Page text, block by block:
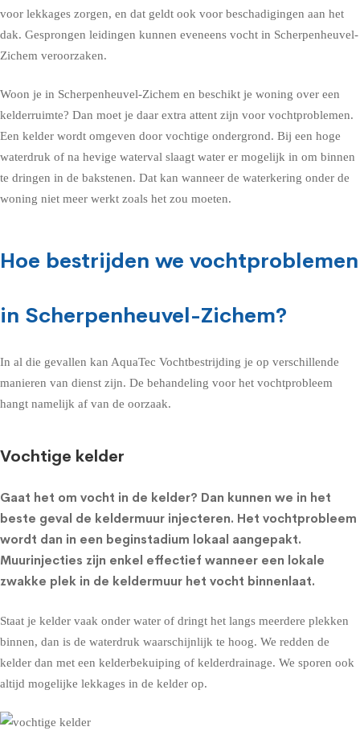
voor lekkages zorgen, en dat geldt ook voor beschadigingen aan het
dak. Gesprongen leidingen kunnen eveneens vocht in Scherpenheuvel-
Zichem veroorzaken.
Woon je in Scherpenheuvel-Zichem en beschikt je woning over een
kelderruimte? Dan moet je daar extra attent zijn voor vochtproblemen.
Een kelder wordt omgeven door vochtige ondergrond. Bij een hoge
waterdruk of na hevige waterval slaagt water er mogelijk in om binnen
te dringen in de bakstenen. Dat kan wanneer de waterkering onder de
woning niet meer werkt zoals het zou moeten.
Hoe bestrijden we vochtproblemen
in Scherpenheuvel-Zichem?
In al die gevallen kan AquaTec Vochtbestrijding je op verschillende
manieren van dienst zijn. De behandeling voor het vochtprobleem
hangt namelijk af van de oorzaak.
Vochtige kelder
Gaat het om vocht in de kelder? Dan kunnen we in het
beste geval de keldermuur injecteren. Het vochtprobleem
wordt dan in een beginstadium lokaal aangepakt.
Muurinjecties zijn enkel effectief wanneer een lokale
zwakke plek in de keldermuur het vocht binnenlaat.
Staat je kelder vaak onder water of dringt het langs meerdere plekken
binnen, dan is de waterdruk waarschijnlijk te hoog. We redden de
kelder dan met een kelderbekuiping of kelderdrainage. We sporen ook
altijd mogelijke lekkages in de kelder op.